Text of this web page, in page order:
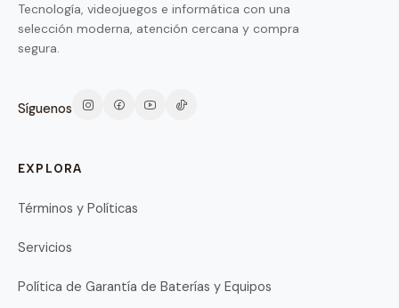
Tecnología, videojuegos e informática con una
selección moderna, atención cercana y compra
segura.
Síguenos
EXPLORA
Términos y Políticas
Servicios
Política de Garantía de Baterías y Equipos